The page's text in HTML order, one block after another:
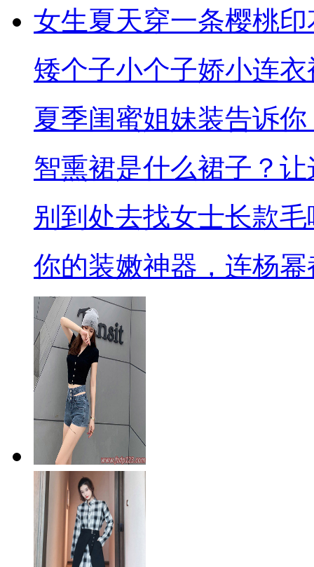
女生夏天穿一条樱桃
矮个子小个子娇小连
夏季闺蜜姐妹装告诉
智熏裙是什么裙子？
别到处去找女士长款
你的装嫩神器，连杨